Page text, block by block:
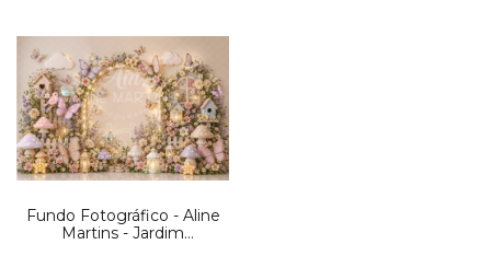
Fundo Fotográfico - Aline
Martins - Jardim